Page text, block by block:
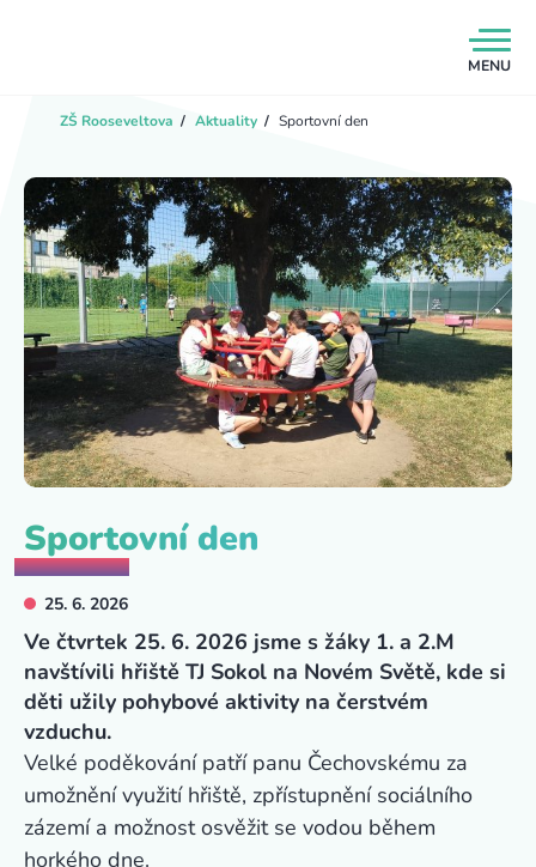
MENU
ZŠ Rooseveltova / Aktuality / Sportovní den
Sportovní den
25. 6. 2026
Ve čtvrtek 25. 6. 2026 jsme s žáky 1. a 2.M
navštívili hřiště TJ Sokol na Novém Světě, kde si
děti užily pohybové aktivity na čerstvém
vzduchu.
Velké poděkování patří panu Čechovskému za
umožnění využití hřiště, zpřístupnění sociálního
zázemí a možnost osvěžit se vodou během
horkého dne.